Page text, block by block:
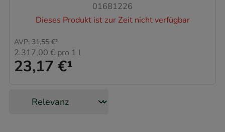
01681226
Dieses Produkt ist zur Zeit nicht verfügbar
23,17 €¹
AVP: 31,55 €²
2.317,00 € pro 1 l